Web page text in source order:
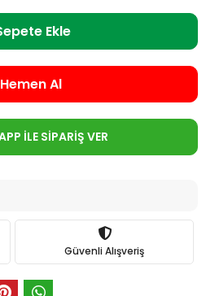
Ekle
Hemen Al
İLE SİPARİŞ VER
Güvenli Alışveriş